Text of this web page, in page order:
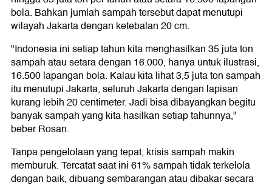
bola. Bahkan jumlah sampah tersebut dapat menutupi
wilayah Jakarta dengan ketebalan 20 cm.
"Indonesia ini setiap tahun kita menghasilkan 35 juta ton
sampah atau setara dengan 16.000, hanya untuk ilustrasi,
16.500 lapangan bola. Kalau kita lihat 3,5 juta ton sampah
itu menutupi Jakarta, seluruh Jakarta dengan lapisan
kurang lebih 20 centimeter. Jadi bisa dibayangkan begitu
banyak sampah yang kita hasilkan setiap tahunnya,"
beber Rosan.
Tanpa pengelolaan yang tepat, krisis sampah makin
memburuk. Tercatat saat ini 61% sampah tidak terkelola
dengan baik, dibuang sembarangan atau dibakar secara